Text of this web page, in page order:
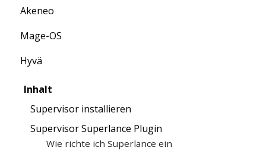
Anleitung
FAQ
Akeneo
Anleitung
FAQ
Mage-OS
FAQ
Hyvä
FAQ
Inhalt
Supervisor installieren
Supervisor Superlance Plugin
Wie richte ich Superlance ein